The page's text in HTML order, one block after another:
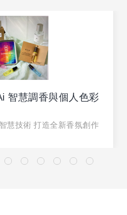
智慧調香與個人色彩
慧技術 打造全新香氛創作